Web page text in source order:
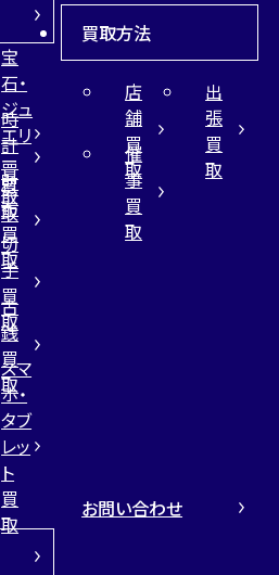
宝
石・
ジュ
エリ
ー
買
取
時
計
買
取
財
布
買
取
切
手
買
取
古
銭
買
取
スマ
ホ・
タブ
レッ
ト
買
取
買取方法
店
舗
買
取
出
張
買
取
催
事
買
取
お問い合わせ